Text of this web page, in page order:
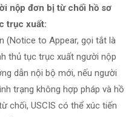
nộp đơn bị từ chối hồ sơ
trục xuất:
(Notice to Appear, gọi tắt là
thủ tục trục xuất người nộp
dẫn nội bộ mới, nếu người
trạng không hợp pháp và hồ
chối, USCIS có thể xúc tiến